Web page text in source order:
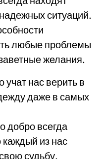
ситуаций.
любые проблемы
желания.
нас верить в
даже в самых
добро всегда
каждый из нас
судьбу.